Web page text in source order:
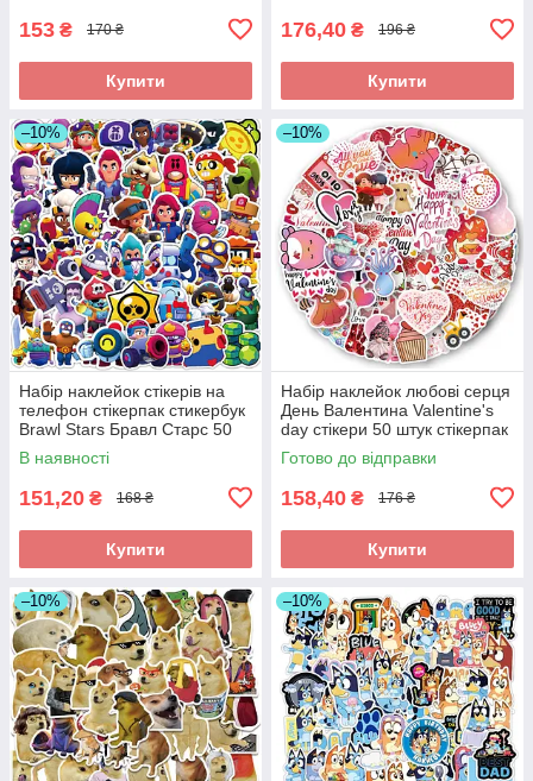
153 ₴ 170 ₴
Купити
176,40 ₴ 196 ₴
Купити
–10%
Набір наклейок стікерів на
телефон стікерпак стикербук
Brawl Stars Бравл Старс 50
штук
В наявності
151,20 ₴ 168 ₴
Купити
–10%
Набір наклейок любові серця
День Валентина Valentine's
day стікери 50 штук стікерпак
стікербомбінг
Готово до відправки
158,40 ₴ 176 ₴
Купити
–10% –10%